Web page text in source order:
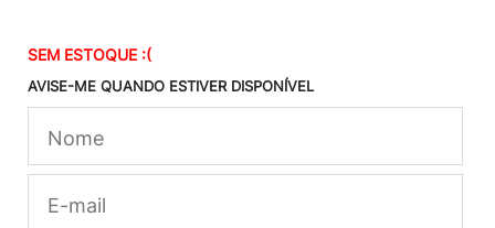
SEM ESTOQUE :(
AVISE-ME QUANDO ESTIVER DISPONÍVEL